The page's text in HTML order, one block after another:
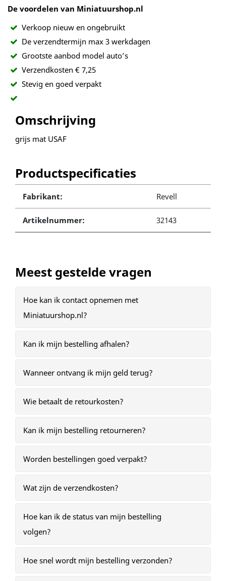
De voordelen van Miniatuurshop.nl
Verkoop nieuw en ongebruikt
De verzendtermijn max 3 werkdagen
Grootste aanbod model auto’s
Verzendkosten € 7,25
Stevig en goed verpakt
Omschrijving
grijs mat USAF
Productspecificaties
Fabrikant: Revell
Artikelnummer: 32143
Meest gestelde vragen
Hoe kan ik contact opnemen met
Miniatuurshop.nl?
Kan ik mijn bestelling afhalen?
Wanneer ontvang ik mijn geld terug?
Wie betaalt de retourkosten?
Kan ik mijn bestelling retourneren?
Worden bestellingen goed verpakt?
Wat zijn de verzendkosten?
Hoe kan ik de status van mijn bestelling
volgen?
Hoe snel wordt mijn bestelling verzonden?